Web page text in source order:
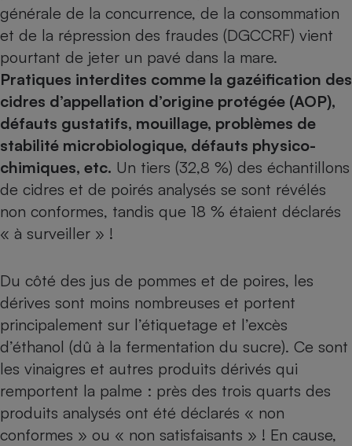
générale de la concurrence, de la consommation
et de la répression des fraudes (DGCCRF) vient
pourtant de jeter un pavé dans la mare.
Pratiques interdites comme la gazéification des
cidres d’appellation d’origine protégée (AOP),
défauts gustatifs, mouillage, problèmes de
stabilité microbiologique, défauts physico-
chimiques, etc. Un tiers (32,8 %) des échantillons
de cidres et de poirés analysés se sont révélés
non conformes, tandis que 18 % étaient déclarés
« à surveiller » !
Du côté des jus de pommes et de poires, les
dérives sont moins nombreuses et portent
principalement sur l’étiquetage et l’excès
d’éthanol (dû à la fermentation du sucre). Ce sont
les vinaigres et autres produits dérivés qui
remportent la palme : près des trois quarts des
produits analysés ont été déclarés « non
conformes » ou « non satisfaisants » ! En cause,
Complément
bouteille
Assurance emprunteur
Banque
Petit électroménager -
Plaque de cuisson à
induction
Téléviseur
Téléphone mobile -
Smartphone
Matelas
Radiateur électrique
Mutuelle